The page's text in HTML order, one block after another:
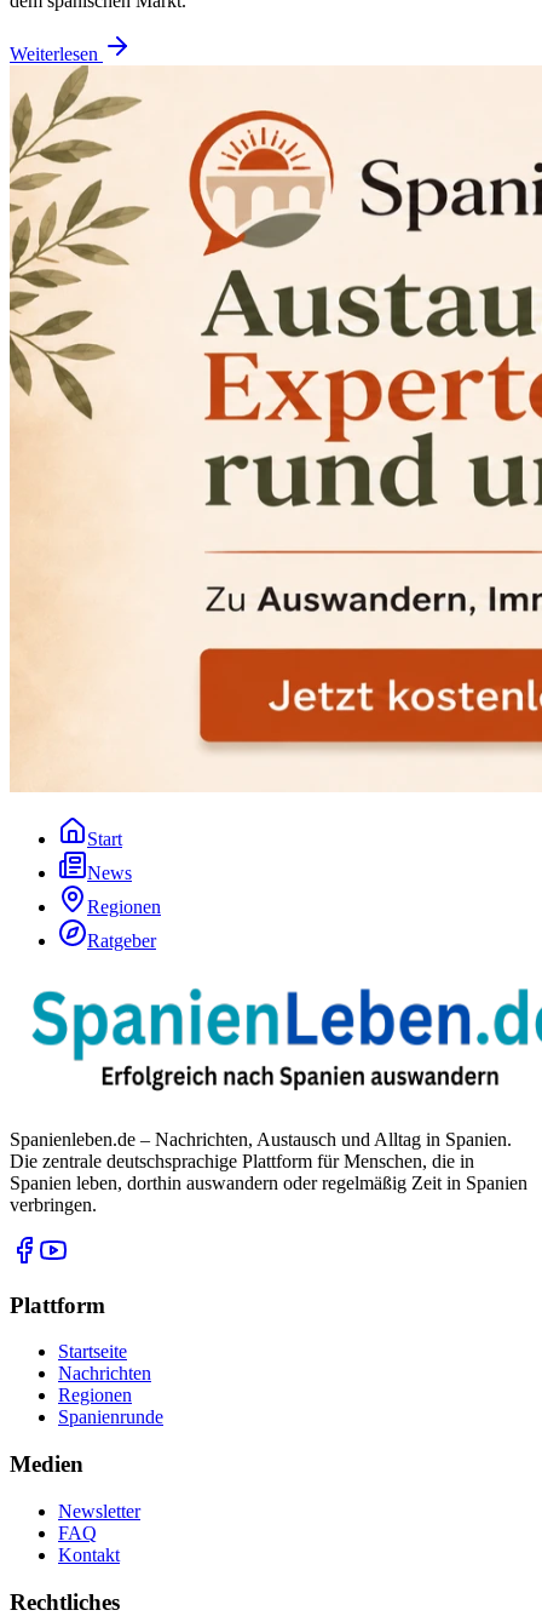
Weiterlesen
Start
News
Regionen
Ratgeber
Spanienleben.de – Nachrichten, Austausch und Alltag in Spanien.
Die zentrale deutschsprachige Plattform für Menschen, die in
Spanien leben, dorthin auswandern oder regelmäßig Zeit in Spanien
verbringen.
Plattform
Startseite
Nachrichten
Regionen
Spanienrunde
Medien
Newsletter
FAQ
Kontakt
Rechtliches